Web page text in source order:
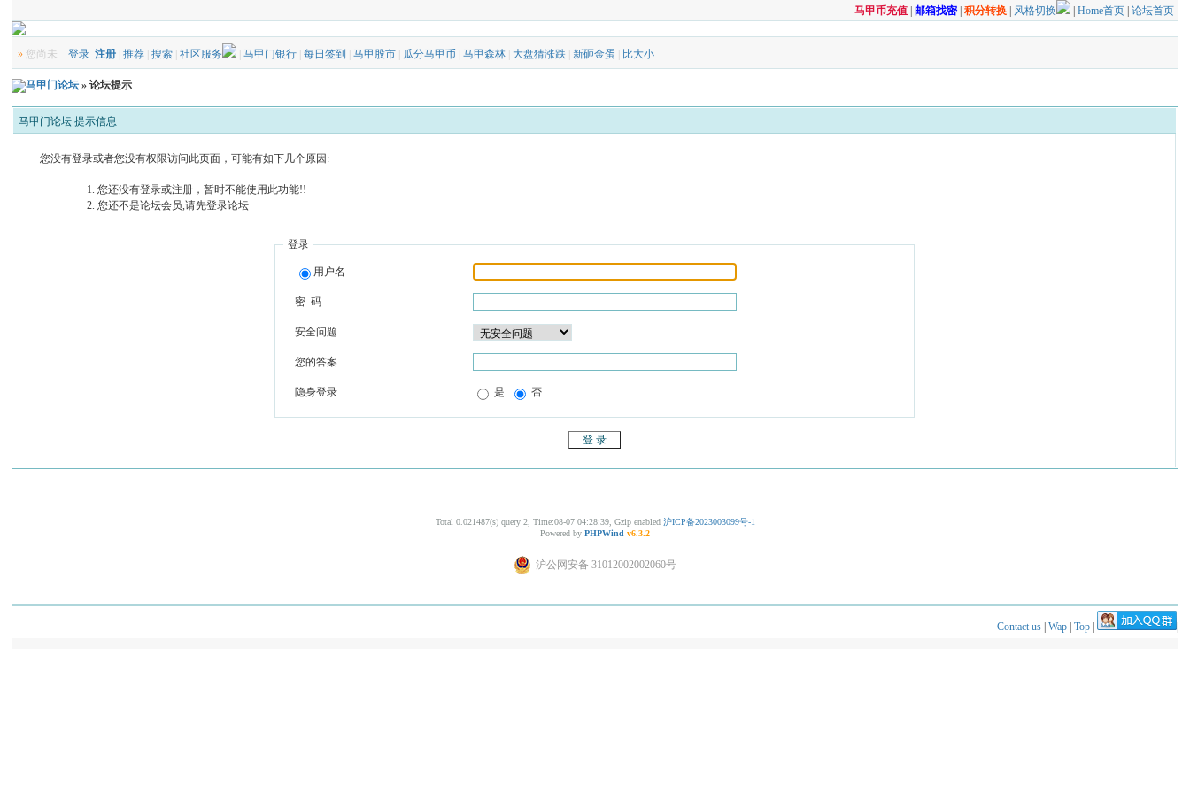
马甲币充值| 邮箱找密| 积分转换| 风格切换 Home首页| 论坛首页
» 您尚未登录 注册 |推荐 |搜索 |社区服务 |马甲门银行 |每日签到 |马甲股市 瓜分马甲币 |马甲森林 大盘猜涨跌 新砸金蛋 比大小
马甲门论坛 » 论坛提示
马甲门论坛 提示信息
您没有登录或者您没有权限访问此页面，可能有如下几个原因:
您还没有登录或注册，暂时不能使用此功能!!
您还不是论坛会员,请先登录论坛
登录
用户名
密 码
安全问题
您的答案
隐身登录 是 否
Total 0.021487(s) query 2, Time:08-07 04:28:39, Gzip enabled 沪ICP备2023003099号-1
Powered by PHPWind v6.3.2
沪公网安备 31012002002060号
Contact us| Wap| Top| |